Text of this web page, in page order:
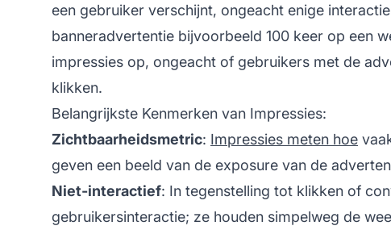
een gebruiker verschijnt, ongeacht enige
banneradvertentie bijvoorbeeld 100 keer op een
impressies op, ongeacht of gebruikers met de
klikken.
Belangrijkste Kenmerken van Impressies:
Zichtbaarheidsmetric: Impressies meten hoe
geven een beeld van de exposure van de
Niet-interactief: In tegenstelling tot klikken of
gebruikersinteractie; ze houden simpelweg de